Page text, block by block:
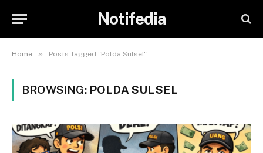
Notifedia
Home » Posts Tagged "Polda Sulsel"
BROWSING: POLDA SULSEL